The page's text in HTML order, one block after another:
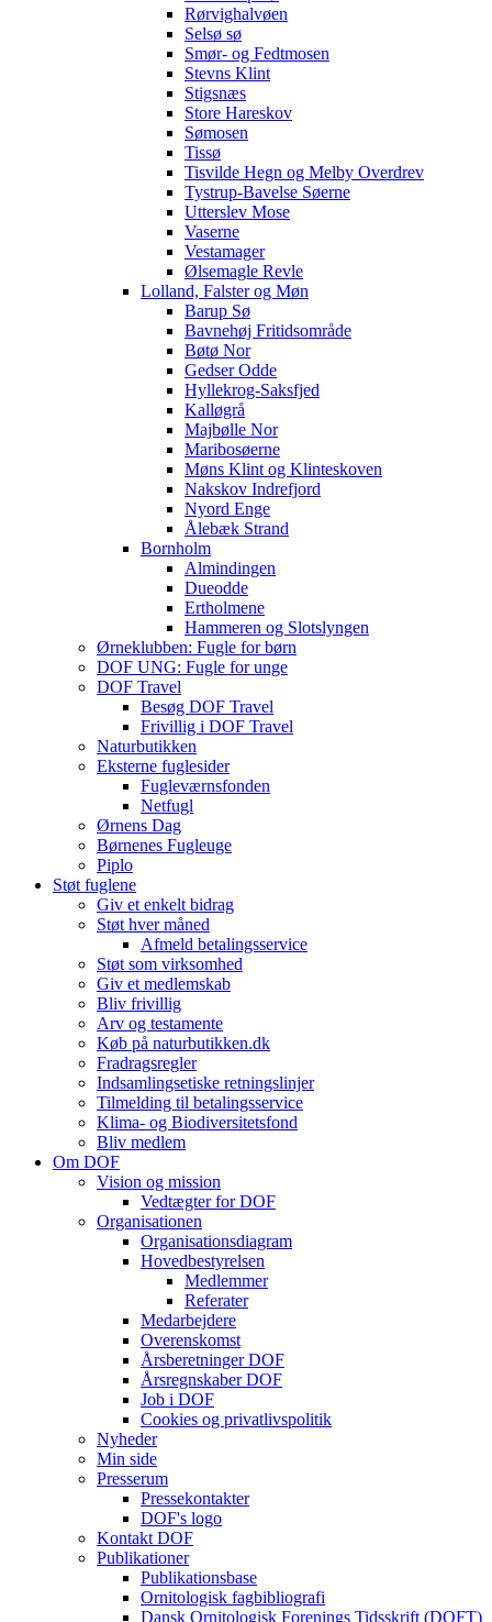
Rørvighalvøen
Selsø sø
Smør- og Fedtmosen
Stevns Klint
Stigsnæs
Store Hareskov
Sømosen
Tissø
Tisvilde Hegn og Melby Overdrev
Tystrup-Bavelse Søerne
Utterslev Mose
Vaserne
Vestamager
Ølsemagle Revle
Lolland, Falster og Møn
Barup Sø
Bavnehøj Fritidsområde
Bøtø Nor
Gedser Odde
Hyllekrog-Saksfjed
Kalløgrå
Majbølle Nor
Maribosøerne
Møns Klint og Klinteskoven
Nakskov Indrefjord
Nyord Enge
Ålebæk Strand
Bornholm
Almindingen
Dueodde
Ertholmene
Hammeren og Slotslyngen
Ørneklubben: Fugle for børn
DOF UNG: Fugle for unge
DOF Travel
Besøg DOF Travel
Frivillig i DOF Travel
Naturbutikken
Eksterne fuglesider
Fugleværnsfonden
Netfugl
Ørnens Dag
Børnenes Fugleuge
Piplo
Støt fuglene
Giv et enkelt bidrag
Støt hver måned
Afmeld betalingsservice
Støt som virksomhed
Giv et medlemskab
Bliv frivillig
Arv og testamente
Køb på naturbutikken.dk
Fradragsregler
Indsamlingsetiske retningslinjer
Tilmelding til betalingsservice
Klima- og Biodiversitetsfond
Bliv medlem
Om DOF
Vision og mission
Vedtægter for DOF
Organisationen
Organisationsdiagram
Hovedbestyrelsen
Medlemmer
Referater
Medarbejdere
Overenskomst
Årsberetninger DOF
Årsregnskaber DOF
Job i DOF
Cookies og privatlivspolitik
Nyheder
Min side
Presserum
Pressekontakter
DOF's logo
Kontakt DOF
Publikationer
Publikationsbase
Ornitologisk fagbibliografi
Dansk Ornitologisk Forenings Tidsskrift (DOFT)